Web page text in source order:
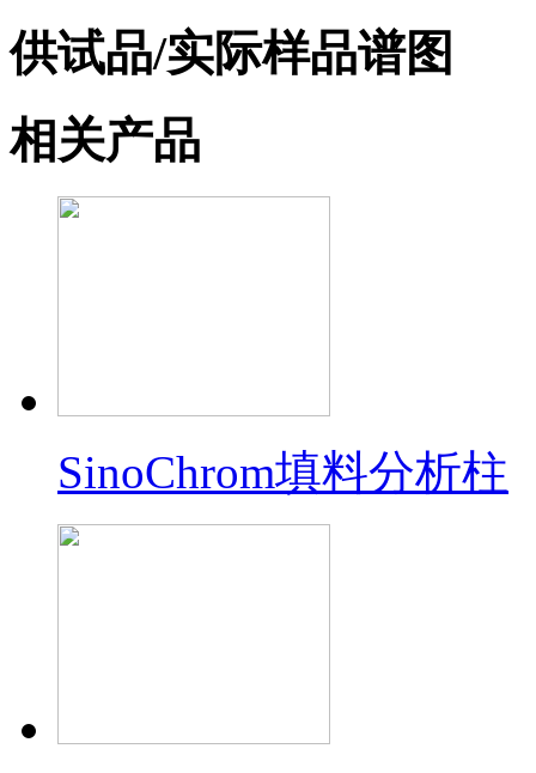
供试品/实际样品谱图
相关产品
SinoChrom填料分析柱